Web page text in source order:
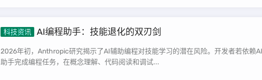
科技资讯 AI编程助手：技能退化的双刃剑
2026年初，Anthropic研究揭示了AI辅助编程对技能学习的潜在风险。开发者若依赖AI
助手完成编程任务，在概念理解、代码阅读和调试...